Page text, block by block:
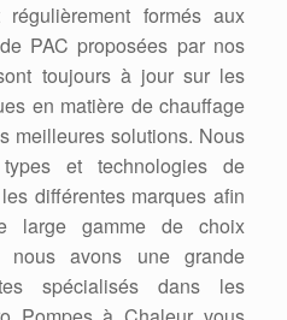
formés aux
PAC proposées par nos
toujours à jour sur les
en matière de chauffage
meilleures solutions. Nous
et technologies de
différentes marques afin
large gamme de choix
nous avons une grande
spécialisés dans les